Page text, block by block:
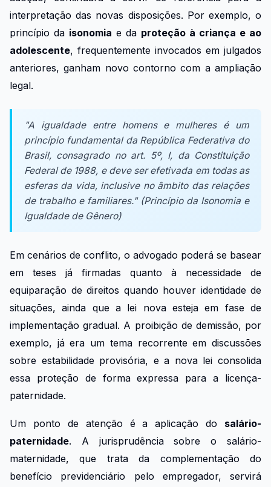
interpretação das novas disposições. Por exemplo, o
princípio da isonomia e da proteção à criança e ao
adolescente, frequentemente invocados em julgados
anteriores, ganham novo contorno com a ampliação
legal.
"A igualdade entre homens e mulheres é um
princípio fundamental da República Federativa do
Brasil, consagrado no art. 5º, I, da Constituição
Federal de 1988, e deve ser efetivada em todas as
esferas da vida, inclusive no âmbito das relações
de trabalho e familiares." (Princípio da Isonomia e
Igualdade de Gênero)
Em cenários de conflito, o advogado poderá se basear
em teses já firmadas quanto à necessidade de
equiparação de direitos quando houver identidade de
situações, ainda que a lei nova esteja em fase de
implementação gradual. A proibição de demissão, por
exemplo, já era um tema recorrente em discussões
sobre estabilidade provisória, e a nova lei consolida
essa proteção de forma expressa para a licença-
paternidade.
Um ponto de atenção é a aplicação do salário-
paternidade. A jurisprudência sobre o salário-
maternidade, que trata da complementação do
benefício previdenciário pelo empregador, servirá